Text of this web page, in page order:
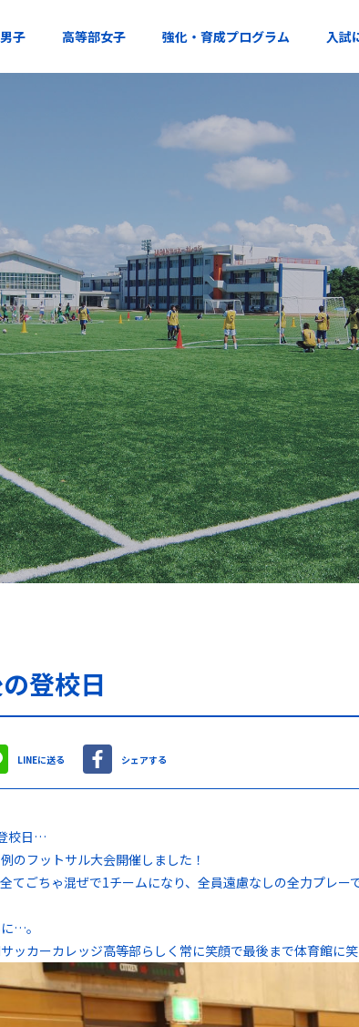
子 高等部女子 強化・育成プログラム 入試
登校日
LINEに送る シェアする
校日…
のフットサル大会開催しました！
てごちゃ混ぜで1チームになり、全員遠慮なしの全力プレー
…。
ッカーカレッジ高等部らしく常に笑顔で最後まで体育館に笑